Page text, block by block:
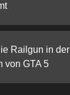
Railgun in der
von GTA 5